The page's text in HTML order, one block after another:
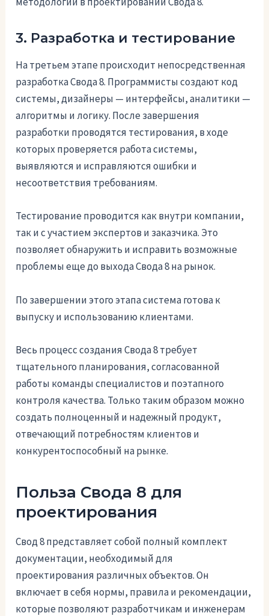
3. Разработка и тестирование
На третьем этапе происходит непосредственная
разработка Свода 8. Программисты создают код
системы, дизайнеры — интерфейсы, аналитики —
алгоритмы и логику. После завершения
разработки проводятся тестирования, в ходе
которых проверяется работа системы,
выявляются и исправляются ошибки и
несоответствия требованиям.
Тестирование проводится как внутри компании,
так и с участием экспертов и заказчика. Это
позволяет обнаружить и исправить возможные
проблемы еще до выхода Свода 8 на рынок.
По завершении этого этапа система готова к
выпуску и использованию клиентами.
Весь процесс создания Свода 8 требует
тщательного планирования, согласованной
работы команды специалистов и поэтапного
контроля качества. Только таким образом можно
создать полноценный и надежный продукт,
отвечающий потребностям клиентов и
конкурентоспособный на рынке.
Польза Свода 8 для
проектирования
Свод 8 представляет собой полный комплект
документации, необходимый для
проектирования различных объектов. Он
включает в себя нормы, правила и рекомендации,
которые позволяют разработчикам и инженерам